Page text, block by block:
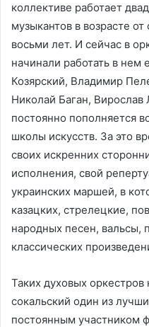
коллективе работает
музыкантов в возрасте
восьми лет. И сейчас в
начинали работать в нем
Козярский, Владимир
Николай Баган,
постоянно пополняется
школы искусств. За это
своих искренних
исполнения, свой
украинских маршей, в
казацких, стрелецкие,
народных песен, вальсы,
классических
Таких духовых
сокальский один из
постоянным участником